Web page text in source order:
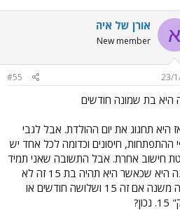
א אורן של איה
New member
23/
#55
היא בת שמונה חודשים
היא תחגוג את יום ההולדת. אבל לגבי
ההתפתחות, חיסונים וכדומה לכל אחד יש
חישוב אחרת. אבל התשובה שאני תמיד
עונה היא שכאשר היא תהיה בת 15 זה לא
יהיה משנה אם זה 15 ושלושה חודשים או